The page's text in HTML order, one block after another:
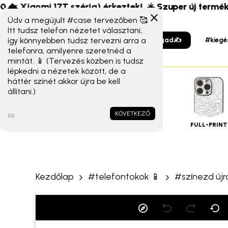
Skip
to
main
content
17T széria) érkeztek!☀️ Szuper új termékek
#tervezzmagad✍️
iPHONE
MAGSAFE FULL-PRINT
Kezdőlap #telefontokok 📱 #színezd
Üdv a megújult #case tervezőben 🥰
Itt tudsz telefon nézetet választani,
így könnyebben tudsz tervezni arra a
telefonra, amilyenre szeretnéd a
mintát. 📱 (Tervezés közben is tudsz
lépkedni a nézetek között, de a
háttér színét akkor újra be kell
állítani.)
KÖVETKEZŐ
1/6